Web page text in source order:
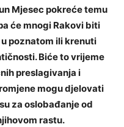
Mjesec pokreće temu
će mnogi Rakovi biti
poznatom ili krenuti
Biće to vrijeme
preslagivanja i
mogu djelovati
za oslobađanje od
rastu.